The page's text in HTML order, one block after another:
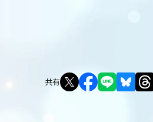
共有